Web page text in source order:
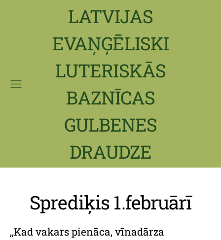
LATVIJAS
EVAŅĢĒLISKI
LUTERISKĀS
BAZNĪCAS
GULBENES
DRAUDZE
Sprediķis 1.februārī
,,Kad vakars pienāca, vīnadārza